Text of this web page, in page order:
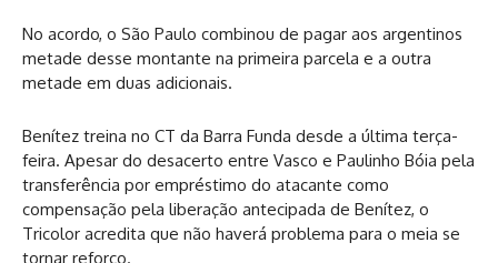
No acordo, o São Paulo combinou de pagar aos argentinos
metade desse montante na primeira parcela e a outra
metade em duas adicionais.
Benítez treina no CT da Barra Funda desde a última terça-
feira. Apesar do desacerto entre Vasco e Paulinho Bóia pela
transferência por empréstimo do atacante como
compensação pela liberação antecipada de Benítez, o
Tricolor acredita que não haverá problema para o meia se
tornar reforço.